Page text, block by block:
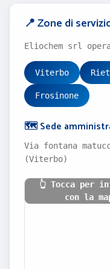
📍 Zone di
Eliochem srl
Viterbo
Frosinone
🗺️ Sede
Via fontana
(Viterbo)
👆 Tocca per
con la